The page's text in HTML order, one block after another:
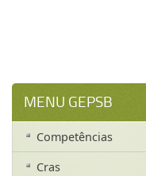
MENU GEPSB
Competências
Cras